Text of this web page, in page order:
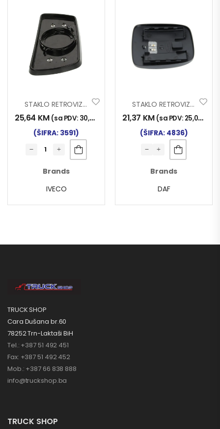
STAKLO RETROVIZORA IVECO STRALIS
25,64 KM (sa PDV: 30,00
(ŠIFRA: 3591)
Brands
IVECO
STAKLO RETROVIZORA DAF XF105 2006- MALO
21,37 KM (sa PDV: 25,00
(ŠIFRA: 4836)
Brands
DAF
TRUCK SHOP
Cara Dušana br.60
78252 Trn-Laktaši BiH
Tel.: +387 51 492 451
Fax: +387 51 492 452
Mob.: +387 66 838 888
info@truckshop.ba
TRUCK SHOP